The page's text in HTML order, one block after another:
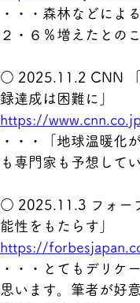
・・・森林などによ
２・６％増えたとのこ
○ 2025.11.2 CNN 「
録達成は困難に」
https://
・・・「地球温暖化
も専門家も予想して
○ 2025.11.3 フォー
能性をもたらす」
https://
・・・とてもデリケ
思います。筆者が好